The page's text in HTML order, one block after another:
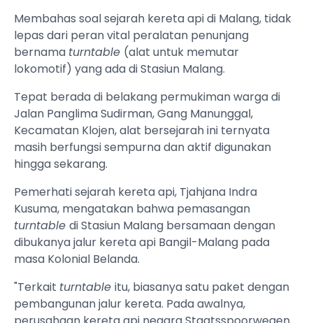
Membahas soal sejarah kereta api di Malang, tidak
lepas dari peran vital peralatan penunjang
bernama turntable (alat untuk memutar
lokomotif) yang ada di Stasiun Malang.
Tepat berada di belakang permukiman warga di
Jalan Panglima Sudirman, Gang Manunggal,
Kecamatan Klojen, alat bersejarah ini ternyata
masih berfungsi sempurna dan aktif digunakan
hingga sekarang.
Pemerhati sejarah kereta api, Tjahjana Indra
Kusuma, mengatakan bahwa pemasangan
turntable di Stasiun Malang bersamaan dengan
dibukanya jalur kereta api Bangil-Malang pada
masa Kolonial Belanda.
"Terkait turntable itu, biasanya satu paket dengan
pembangunan jalur kereta. Pada awalnya,